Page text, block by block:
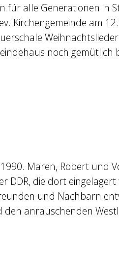
alle Generationen in
Kirchengemeinde am
noch gemütlich
Maren, Robert und
DDR, die dort
und Nachbarn
den anrauschenden